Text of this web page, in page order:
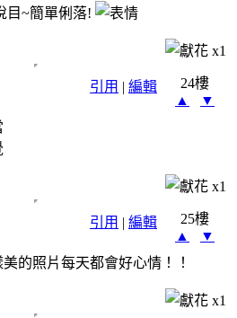
目~簡單俐落!
x1
引用 | 編輯
24樓
▲
▼
x1
引用 | 編輯
25樓
▲
▼
的照片每天都會好心情！！
x1